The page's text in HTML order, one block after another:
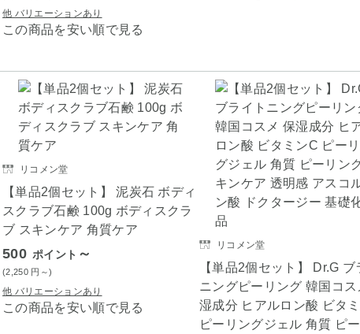
他 バリエーションあり
この商品を安い順で見る
リコメン堂
【単品2個セット】 泥炭石 ボディ
スクラブ石鹸 100g ボディスクラ
ブ スキンケア 角質ケア
500 ポイント ～
(2,250 円 ～)
他 バリエーションあり
この商品を安い順で見る
リコメン堂
【単品2個セット】 Dr.G ブ
ニングピーリング 韓国コス
湿成分 ヒアルロン酸 ビタ
ピーリングジェル 角質 ピ